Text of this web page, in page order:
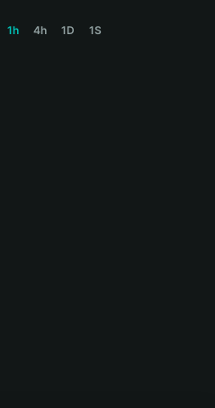
1h 4h 1D 1S